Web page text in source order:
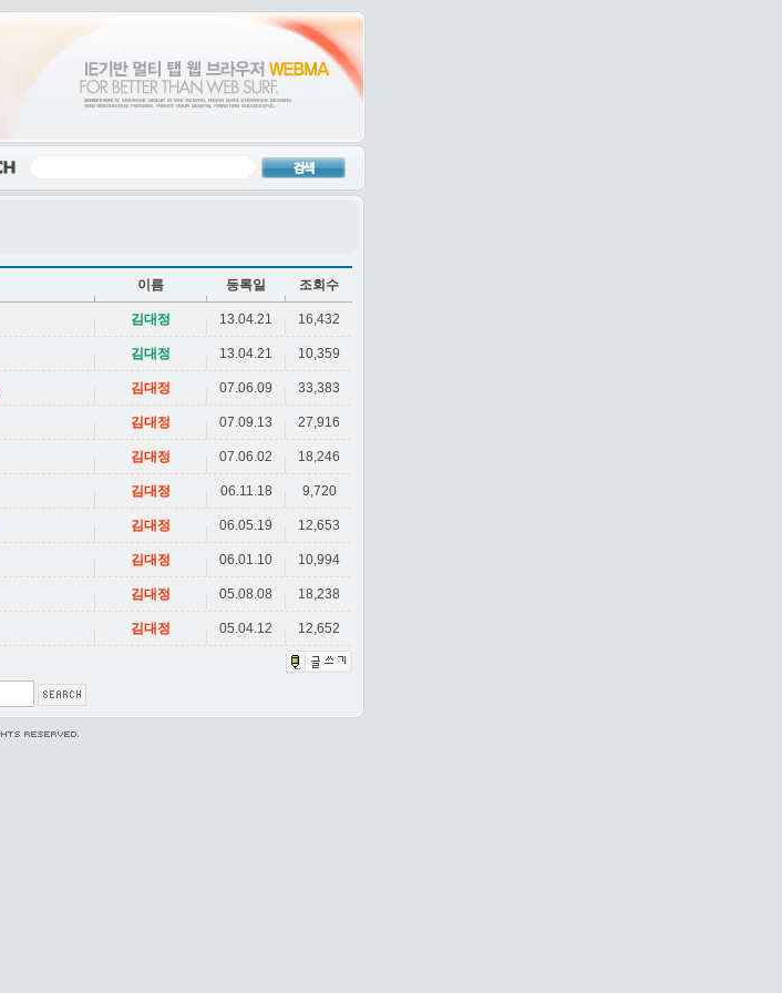
이름 등록일 조회수
김대정 13.04.21 16,432
김대정 13.04.21 10,359
김대정 07.06.09 33,383
김대정 07.09.13 27,916
김대정 07.06.02 18,246
김대정 06.11.18 9,720
김대정 06.05.19 12,653
김대정 06.01.10 10,994
김대정 05.08.08 18,238
김대정 05.04.12 12,652